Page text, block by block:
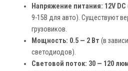
Напряжение питания: 12V DC
9-15В для авто). Существуют
грузовиков.
Мощность: 0.5 — 2 Вт (в
светодиодов).
Световой поток: 30 — 120